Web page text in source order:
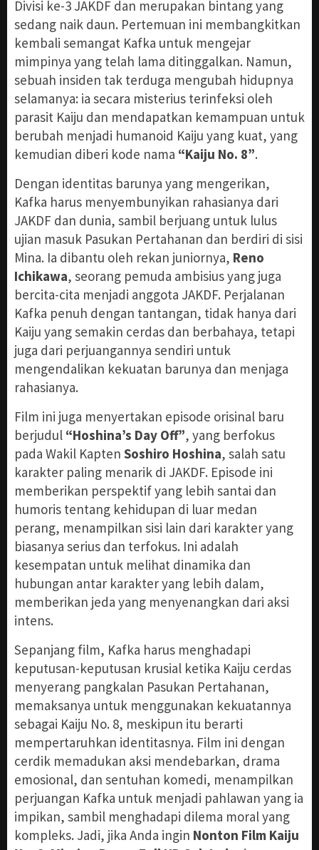
Divisi ke-3 JAKDF dan merupakan bintang yang
sedang naik daun. Pertemuan ini membangkitkan
kembali semangat Kafka untuk mengejar
mimpinya yang telah lama ditinggalkan. Namun,
sebuah insiden tak terduga mengubah hidupnya
selamanya: ia secara misterius terinfeksi oleh
parasit Kaiju dan mendapatkan kemampuan untuk
berubah menjadi humanoid Kaiju yang kuat, yang
kemudian diberi kode nama “Kaiju No. 8”.
Dengan identitas barunya yang mengerikan,
Kafka harus menyembunyikan rahasianya dari
JAKDF dan dunia, sambil berjuang untuk lulus
ujian masuk Pasukan Pertahanan dan berdiri di sisi
Mina. Ia dibantu oleh rekan juniornya, Reno
Ichikawa, seorang pemuda ambisius yang juga
bercita-cita menjadi anggota JAKDF. Perjalanan
Kafka penuh dengan tantangan, tidak hanya dari
Kaiju yang semakin cerdas dan berbahaya, tetapi
juga dari perjuangannya sendiri untuk
mengendalikan kekuatan barunya dan menjaga
rahasianya.
Film ini juga menyertakan episode orisinal baru
berjudul “Hoshina’s Day Off”, yang berfokus
pada Wakil Kapten Soshiro Hoshina, salah satu
karakter paling menarik di JAKDF. Episode ini
memberikan perspektif yang lebih santai dan
humoris tentang kehidupan di luar medan
perang, menampilkan sisi lain dari karakter yang
biasanya serius dan terfokus. Ini adalah
kesempatan untuk melihat dinamika dan
hubungan antar karakter yang lebih dalam,
memberikan jeda yang menyenangkan dari aksi
intens.
Sepanjang film, Kafka harus menghadapi
keputusan-keputusan krusial ketika Kaiju cerdas
menyerang pangkalan Pasukan Pertahanan,
memaksanya untuk menggunakan kekuatannya
sebagai Kaiju No. 8, meskipun itu berarti
mempertaruhkan identitasnya. Film ini dengan
cerdik memadukan aksi mendebarkan, drama
emosional, dan sentuhan komedi, menampilkan
perjuangan Kafka untuk menjadi pahlawan yang ia
impikan, sambil menghadapi dilema moral yang
kompleks. Jadi, jika Anda ingin Nonton Film Kaiju